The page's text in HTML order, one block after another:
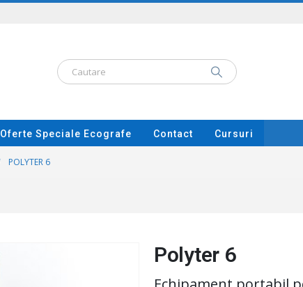
Oferte Speciale Ecografe Contact Cursuri
POLYTER 6
Polyter 6